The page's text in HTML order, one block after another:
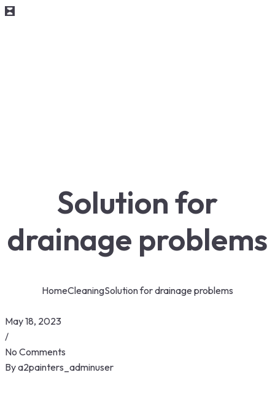
Solution for
drainage problems
HomeCleaningSolution for drainage problems
May 18, 2023
/
No Comments
Bya2painters_adminuser